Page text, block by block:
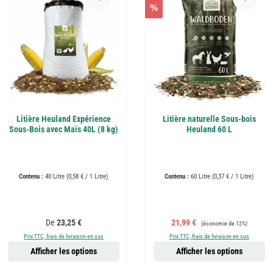
Litière Heuland Expérience
Sous-Bois avec Maïs 40L (8 kg)
Contenu : 40 Litre (0,58 € / 1 Litre)
Prix régulier :
De 23,25 €
Prix TTC, frais de livraison en sus
Afficher les options
%
Litière naturelle Sous-bois
Heuland 60 L
Contenu : 60 Litre (0,37 € / 1 Litre)
Prix de vente :
21,99 € Prix régulier :
(économie de 12%)
Prix TTC, frais de livraison en sus
Afficher les options